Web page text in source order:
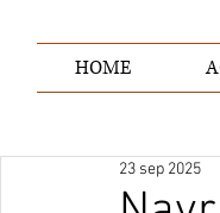
HOME
23 sep 2025